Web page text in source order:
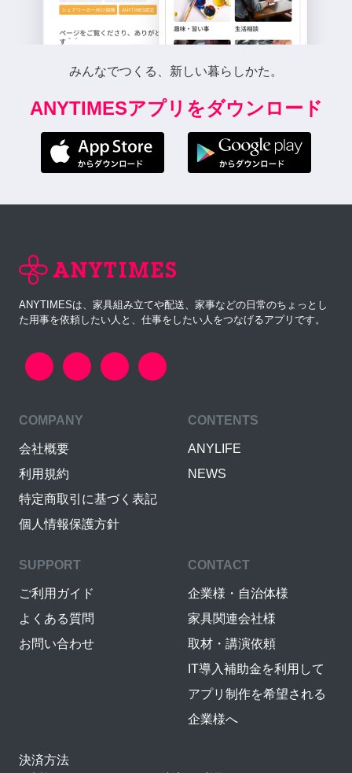
みんなでつくる、新しい暮らしかた。
ANYTIMESアプリをダウンロード
ANYTIMESは、家具組み立てや配送、家事などの日常のちょっとし
た用事を依頼したい人と、仕事をしたい人をつなげるアプリです。
COMPANY
会社概要
利用規約
特定商取引に基づく表記
個人情報保護方針
CONTENTS
ANYLIFE
NEWS
SUPPORT
ご利用ガイド
よくある質問
お問い合わせ
CONTACT
企業様・自治体様
家具関連会社様
取材・講演依頼
IT導入補助金を利用して
アプリ制作を希望される
企業様へ
決済方法